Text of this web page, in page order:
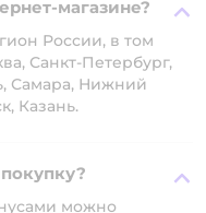
магазине?
России, в том
Санкт-Петербург,
Самара, Нижний
Казань.
можно